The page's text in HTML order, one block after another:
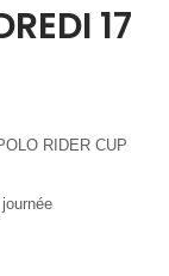
17
RIDER CUP